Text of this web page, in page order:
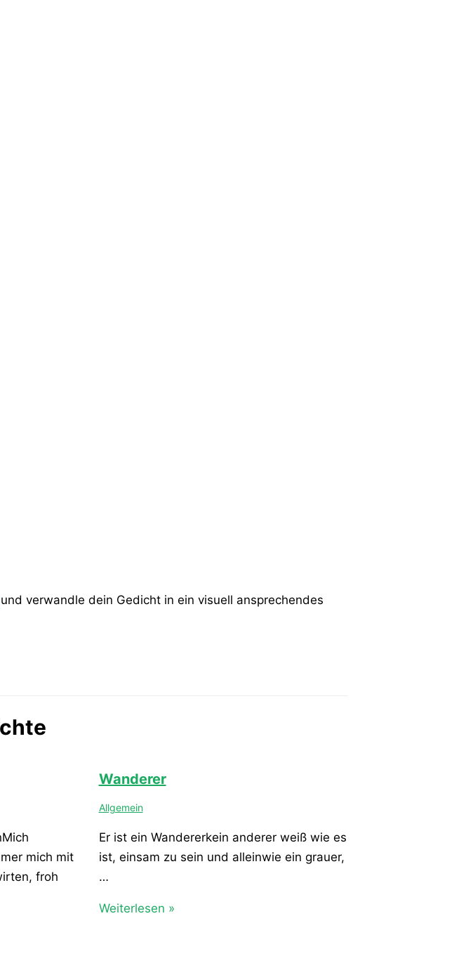
und verwandle dein Gedicht in ein visuell ansprechendes
mich mit
froh
Wanderer
Allgemein
Er ist ein Wandererkein anderer weiß wie es
ist, einsam zu sein und alleinwie ein grauer,
…
Weiterlesen »